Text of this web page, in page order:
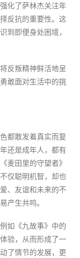
化了萨林杰关注年
反抗的重要性。这
到即便身处困境，
反叛精神鲜活地呈
敢面对生活中的挑
都散发着真实而复
还是成年人，都有
麦田里的守望者》
仅聪明机智，却也
、友谊和未来的不
产生共鸣。
如《九故事》中的
验，从而形成了一
了情节的发展，更